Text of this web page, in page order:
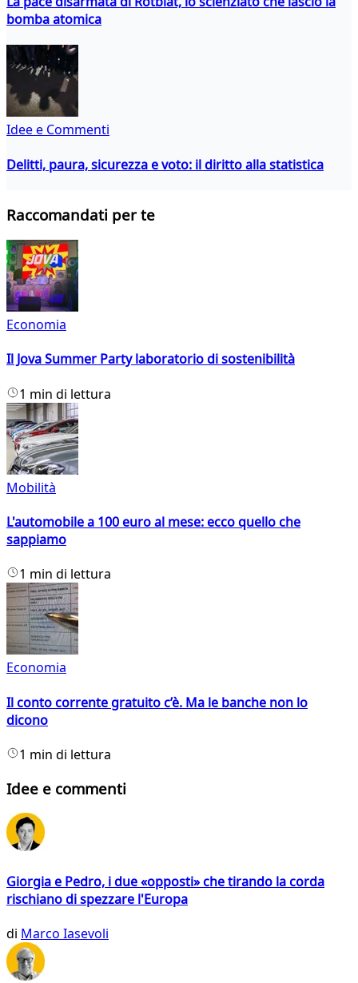
bomba atomica
Idee e Commenti
Delitti, paura, sicurezza e voto: il diritto alla statistica
Raccomandati per te
Economia
Il Jova Summer Party laboratorio di sostenibilità
1 min di lettura
Mobilità
L'automobile a 100 euro al mese: ecco quello che
sappiamo
1 min di lettura
Economia
Il conto corrente gratuito c’è. Ma le banche non lo
dicono
1 min di lettura
Idee e commenti
Giorgia e Pedro, i due «opposti» che tirando la corda
rischiano di spezzare l'Europa
di Marco Iasevoli